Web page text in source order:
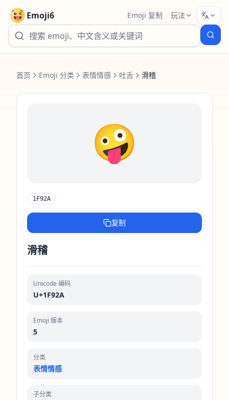
Emoji6 Emoji 复制 玩法
首页 Emoji 分类 表情情感 吐舌 滑稽
🤪
1F92A
复制
滑稽
Unicode 编码
U+1F92A
Emoji 版本
5
分类
表情情感
子分类